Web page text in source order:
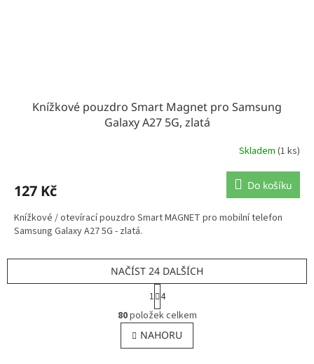
Knížkové pouzdro Smart Magnet pro Samsung
Galaxy A27 5G, zlatá
Skladem (1 ks)
127 Kč Do košíku
Knížkové / otevírací pouzdro Smart MAGNET pro mobilní telefon
Samsung Galaxy A27 5G - zlatá.
O
v
l
á
NAČÍST 24 DALŠÍCH
S
t
r
á
n
k
1 4
80položek celkem
NAHORU